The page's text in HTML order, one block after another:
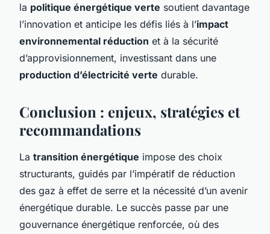
la politique énergétique verte soutient davantage
l’innovation et anticipe les défis liés à l’impact
environnemental réduction et à la sécurité
d’approvisionnement, investissant dans une
production d’électricité verte durable.
Conclusion : enjeux, stratégies et
recommandations
La transition énergétique impose des choix
structurants, guidés par l’impératif de réduction
des gaz à effet de serre et la nécessité d’un avenir
énergétique durable. Le succès passe par une
gouvernance énergétique renforcée, où des